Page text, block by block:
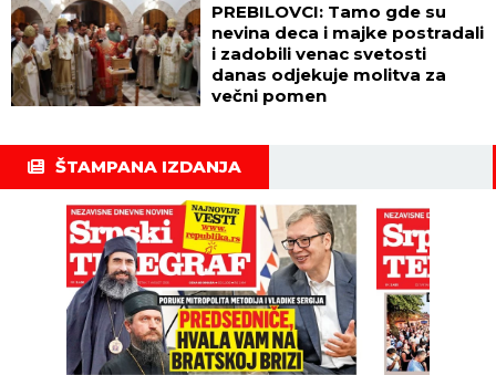
PREBILOVCI: Tamo gde su
nevina deca i majke postradali
i zadobili venac svetosti
danas odjekuje molitva za
večni pomen
ŠTAMPANA IZDANJA